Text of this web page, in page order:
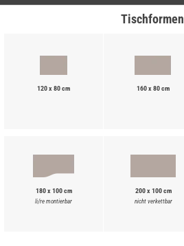
Tischformen
120 x 80 cm 160 x 80 cm
180 x 100 cm
li/re montierbar
200 x 100 cm
nicht verkettbar